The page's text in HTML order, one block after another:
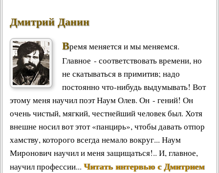
Дмитрий Данин
Время меняется и мы меняемся.
Главное - соответствовать времени, но
не скатываться в примитив; надо
постоянно что-нибудь выдумывать! Вот
этому меня научил поэт Наум Олев. Он - гений! Он
очень чистый, мягкий, честнейший человек был. Хотя
внешне носил вот этот «панцирь», чтобы давать отпор
хамству, которого всегда немало вокруг... Наум
Миронович научил и меня защищаться!.. И, главное,
научил профессии... Читать интервью с Дмитрием